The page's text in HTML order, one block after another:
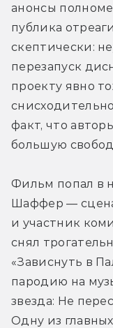
анонсы
публика
скептически:
перезапуск
проекту явно
факт, что
большую
Фильм попал в
Шаффер —
и участник
снял
«Зависнуть в
пародию на
звезда: Не
Одну из